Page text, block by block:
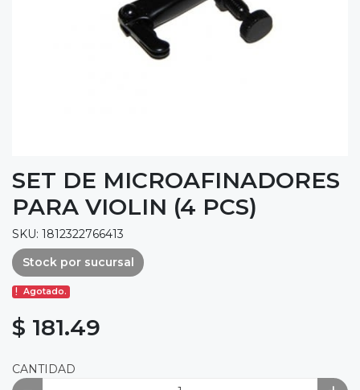
SET DE MICROAFINADORES
PARA VIOLIN (4 PCS)
SKU: 1812322766413
Stock por sucursal
Agotado.
$ 181.49
CANTIDAD